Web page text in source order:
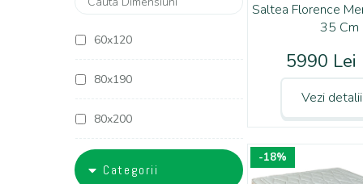
2500-3000
3000-4000
4000-5000
60x120
80x190
80x200
Categorii
Saltea Florence
35 Cm
5990 Lei
Vezi
-18%